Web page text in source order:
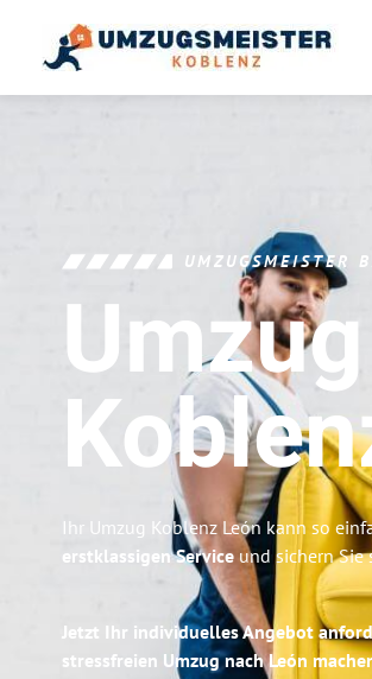
UMZUGSMEISTER
Umzug
Ihr Umzug Koblenz León kann so
erstklassigen Service und sichern
Jetzt Ihr individuelles Angebot
stressfreien Umzug nach León